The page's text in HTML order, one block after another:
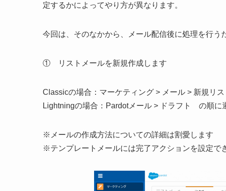
定するかによってやり方が異なります。
今回は、そのなかから、メール配信後に処理を行う
① リストメールを新規作成します
Classicの場合：マーケティング > メール > 新規リ
Lightningの場合：Pardotメール > ドラフト の順に
※メールの作成方法についての詳細は割愛します
※テンプレートメールには完了アクションを設定で